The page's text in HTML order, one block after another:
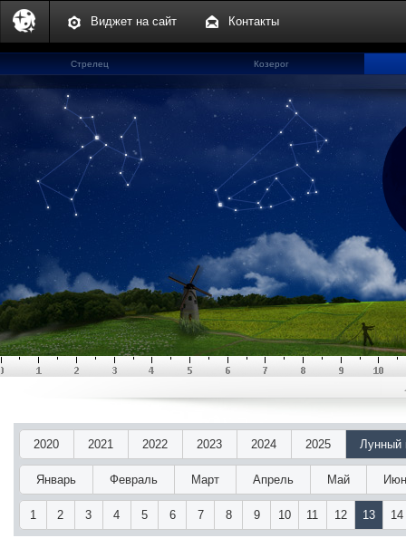
Виджет на сайт Контакты
Стрелец
Козерог
2020 2021 2022 2023 2024 2025 Лунный
Январь Февраль Март Апрель Май
1 2 3 4 5 6 7 8 9 10 11 12 13 14